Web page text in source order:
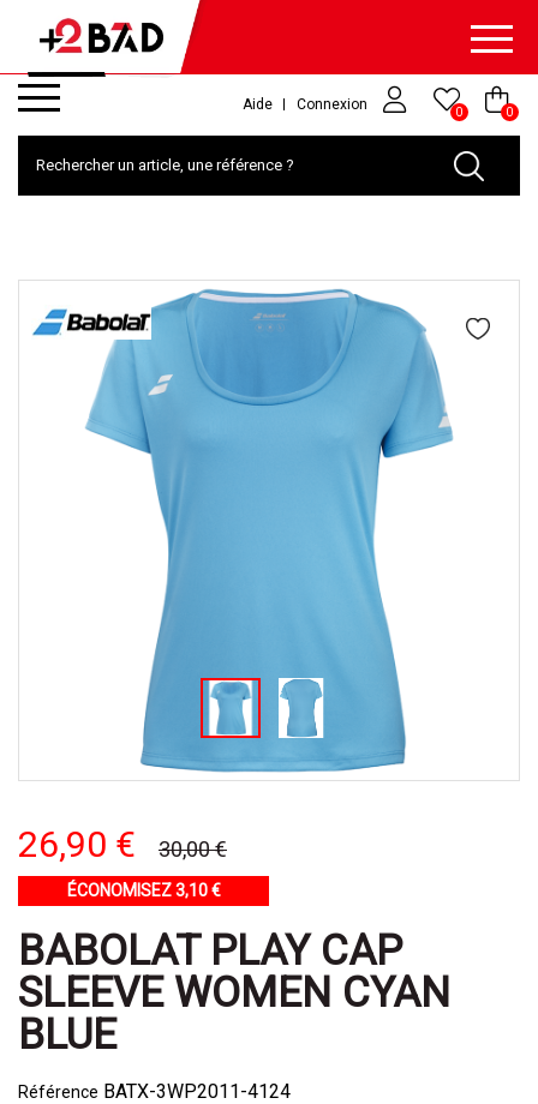
Aide Connexion 0 0
26,90 € 30,00 €
ÉCONOMISEZ 3,10 €
BABOLAT PLAY CAP
SLEEVE WOMEN CYAN
BLUE
Référence BATX-3WP2011-4124